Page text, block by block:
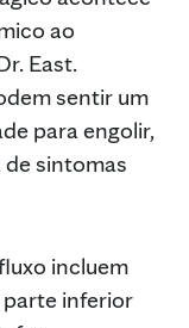
ao
East.
sentir um
para engolir,
sintomas
incluem
parte inferior